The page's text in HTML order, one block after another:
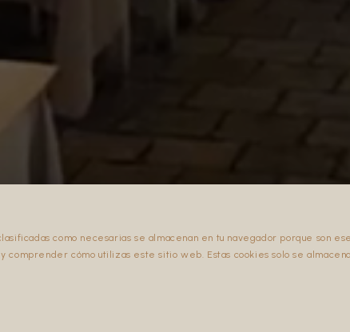
como necesarias se almacenan en tu navegador porque son
cómo utilizas este sitio web. Estas cookies solo se